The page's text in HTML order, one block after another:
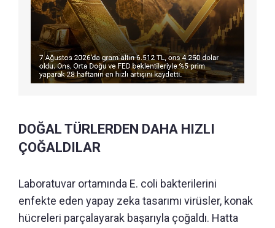
DOĞAL TÜRLERDEN DAHA HIZLI
ÇOĞALDILAR
Laboratuvar ortamında E. coli bakterilerini
enfekte eden yapay zeka tasarımı virüsler, konak
hücreleri parçalayarak başarıyla çoğaldı. Hatta